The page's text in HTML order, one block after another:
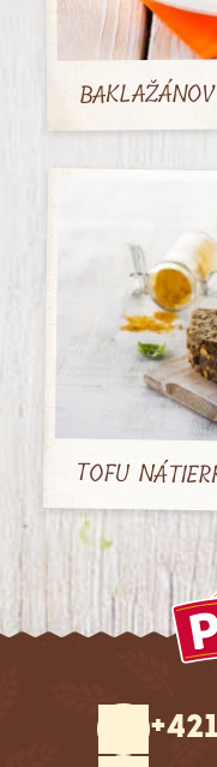
TOFU